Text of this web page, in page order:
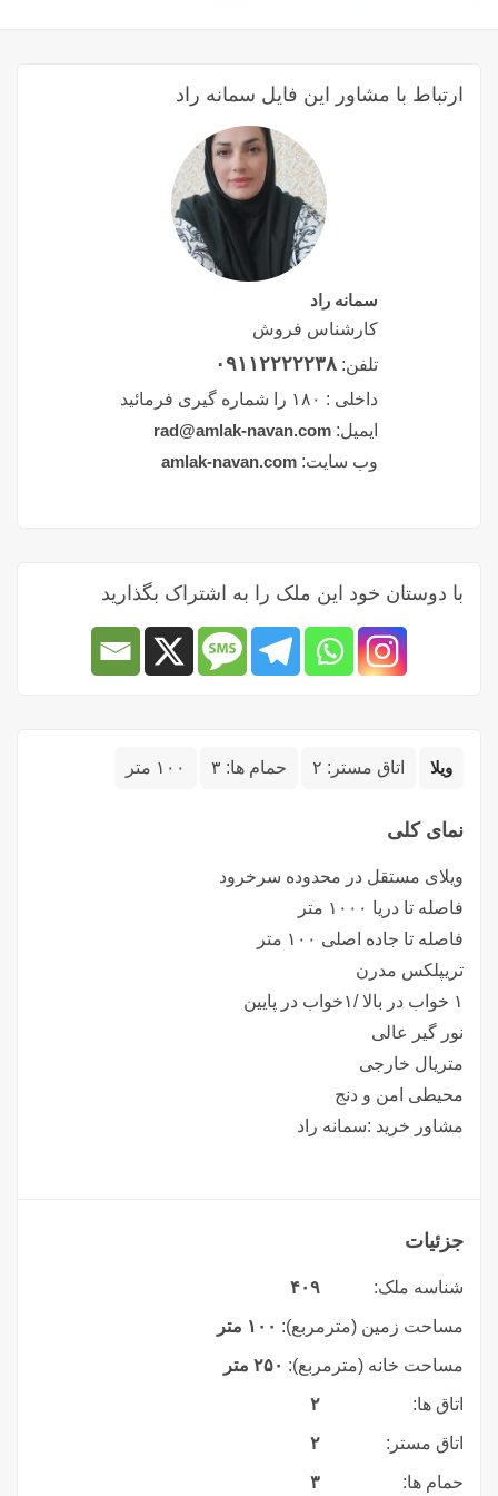
ویلا اتاق مستر: ۲ حمام ها: ۳ ۱۰۰ متر
نمای کلی
ویلای مستقل در محدوده سرخرود
فاصله تا دریا ۱۰۰۰ متر
فاصله تا جاده اصلی ۱۰۰ متر
تریپلکس مدرن
۱ خواب در بالا /۱خواب در پایین
نور گیر عالی
متریال خارجی
محیطی امن و دنج
مشاور خرید :سمانه راد
جزئیات
شناسه ملک: ۴۰۹
مساحت زمین (مترمربع): ۱۰۰ متر
مساحت خانه (مترمربع): ۲۵۰ متر
اتاق ها: ۲
اتاق مستر: ۲
حمام ها: ۳
ارتباط با مشاور این فایل سمانه راد
سمانه راد
کارشناس فروش
تلفن: ۰۹۱۱۲۲۲۲۲۳۸
داخلی : ۱۸۰ را شماره گیری فرمائید
ایمیل: rad@amlak-navan.com
وب سایت: amlak-navan.com
با دوستان خود این ملک را به اشتراک بگذارید